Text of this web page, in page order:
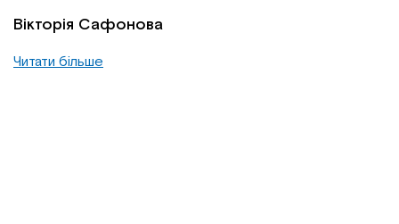
Вікторія Сафонова
Читати більше